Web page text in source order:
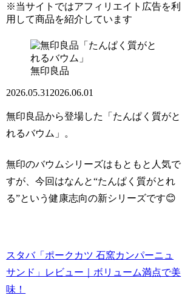
※当サイトではアフィリエイト広告を利
用して商品を紹介しています
無印良品
2026.05.31 2026.06.01
無印良品から登場した
「たんぱく質がと
れるバウム」
。
無印のバウムシリーズはもともと人気で
すが、今回はなんと“たんぱく質がとれ
る”という健康志向の新シリーズです😊
スタバ「ポークカツ 石窯カンパーニュ
サンド」レビュー｜ボリューム満点で美
味！